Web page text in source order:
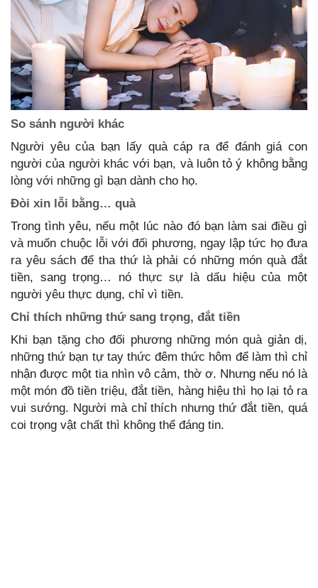
So sánh người khác
Người yêu của bạn lấy quà cáp ra để đánh giá con
người của người khác với bạn, và luôn tỏ ý không bằng
lòng với những gì bạn dành cho họ.
Đòi xin lỗi bằng… quà
Trong tình yêu, nếu một lúc nào đó bạn làm sai điều gì
và muốn chuộc lỗi với đối phương, ngay lập tức họ đưa
ra yêu sách để tha thứ là phải có những món quà đắt
tiền, sang trọng… nó thực sự là dấu hiệu của một
người yêu thực dụng, chỉ vì tiền.
Chỉ thích những thứ sang trọng, đắt tiền
Khi bạn tặng cho đối phương những món quà giản dị,
những thứ bạn tự tay thức đêm thức hôm để làm thì chỉ
nhận được một tia nhìn vô cảm, thờ ơ. Nhưng nếu nó là
một món đồ tiền triệu, đắt tiền, hàng hiệu thì họ lại tỏ ra
vui sướng. Người mà chỉ thích nhưng thứ đắt tiền, quá
coi trọng vật chất thì không thể đáng tin.